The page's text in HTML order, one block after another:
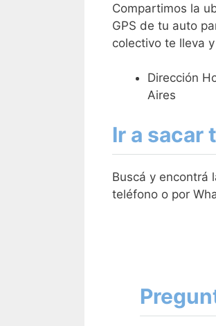
Compartimos la
GPS de tu auto
colectivo te lleva
Dirección
Aires
Ir a sacar
Buscá y encontrá
teléfono o por